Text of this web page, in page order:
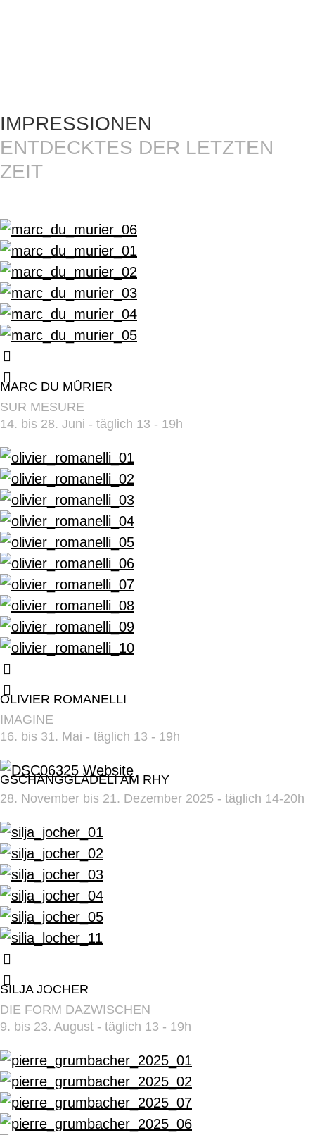
IMPRESSIONEN
ENTDECKTES DER LETZTEN
ZEIT
MARC DU MÛRIER
SUR MESURE
14. bis 28. Juni - täglich 13 - 19h
OLIVIER ROMANELLI
IMAGINE
16. bis 31. Mai - täglich 13 - 19h
GSCHÄNGGLÄDELI AM RHY
28. November bis 21. Dezember 2025 - täglich 14-20h
SILJA JOCHER
DIE FORM DAZWISCHEN
9. bis 23. August - täglich 13 - 19h